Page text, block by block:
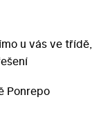
u vás ve třídě,
Ponrepo